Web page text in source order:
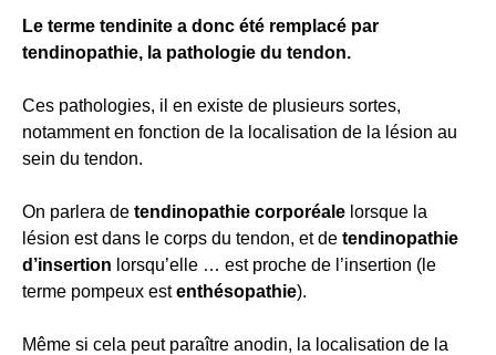
Le terme tendinite a donc été remplacé par
tendinopathie, la pathologie du tendon.
Ces pathologies, il en existe de plusieurs sortes,
notamment en fonction de la localisation de la lésion au
sein du tendon.
On parlera de tendinopathie corporéale lorsque la
lésion est dans le corps du tendon, et de tendinopathie
d’insertion lorsqu’elle … est proche de l’insertion (le
terme pompeux estenthésopathie).
Même si cela peut paraître anodin, la localisation de la